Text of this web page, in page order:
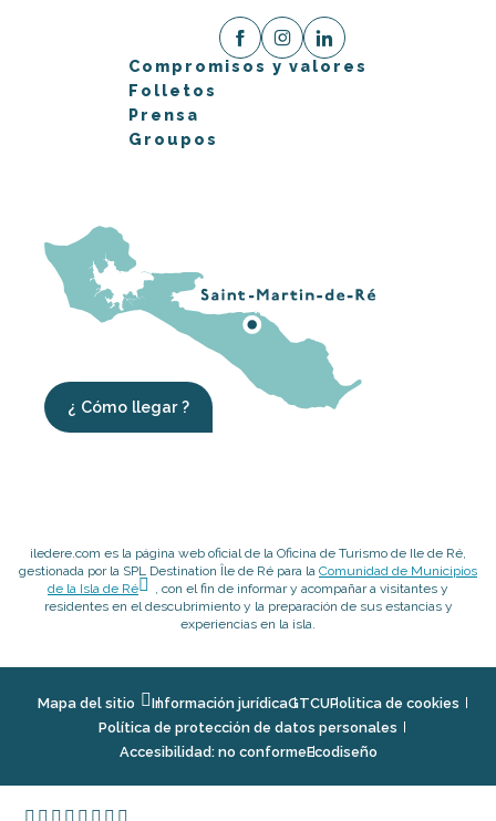
Compromisos y valores
Folletos
Prensa
Groupos
¿ Cómo llegar ?
iledere.com es la página web oficial de la Oficina de Turismo de Ile de Ré,
gestionada por la SPL Destination Île de Ré para la Comunidad de Municipios
de la Isla de Ré
, con el fin de informar y acompañar a visitantes y
residentes en el descubrimiento y la preparación de sus estancias y
experiencias en la isla.
Mapa del sitio Información jurídicaGTCUPolitica de cookies
Política de protección de datos personales
Accesibilidad: no conformeEcodiseño